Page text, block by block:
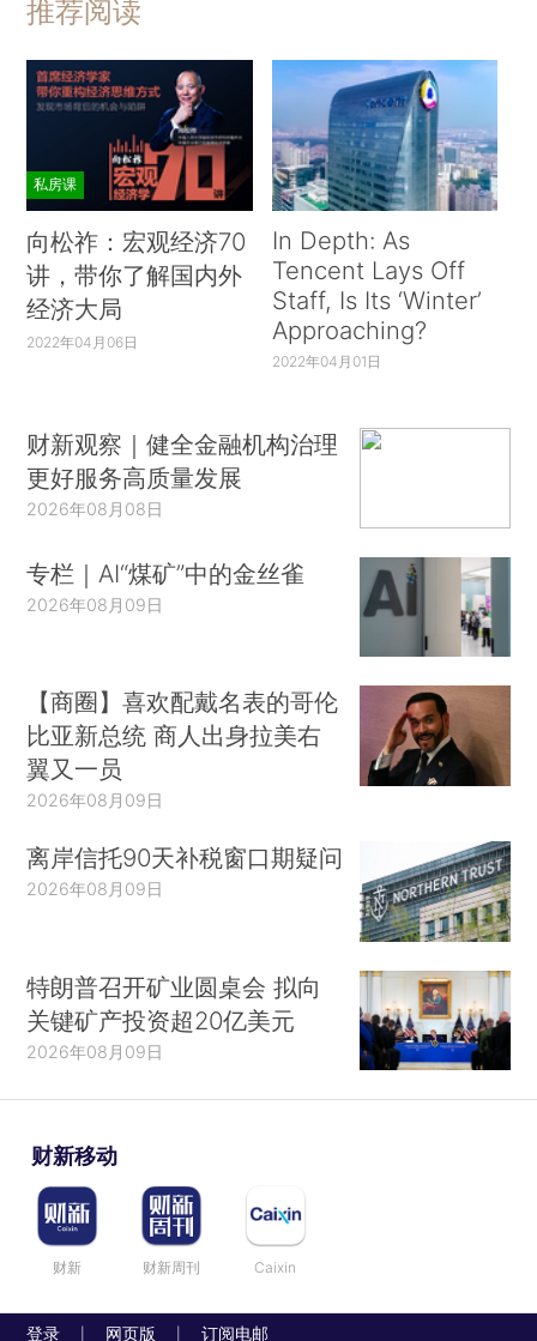
推荐阅读
私房课
向松祚：宏观经济70
讲，带你了解国内外
经济大局
2022年04月06日
In Depth: As
Tencent Lays Off
Staff, Is Its ‘Winter’
Approaching?
2022年04月01日
财新观察｜健全金融机构治理
更好服务高质量发展
2026年08月08日
专栏｜AI“煤矿”中的金丝雀
2026年08月09日
【商圈】喜欢配戴名表的哥伦
比亚新总统 商人出身拉美右
翼又一员
2026年08月09日
离岸信托90天补税窗口期疑问
2026年08月09日
特朗普召开矿业圆桌会 拟向
关键矿产投资超20亿美元
2026年08月09日
财新移动
财新 财新周刊 Caixin
登录 网页版 订阅电邮